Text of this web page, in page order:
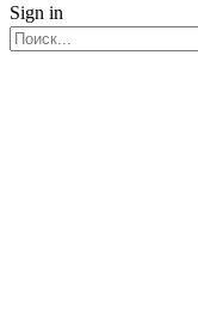
Sign in